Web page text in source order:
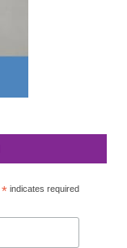
*indicates required